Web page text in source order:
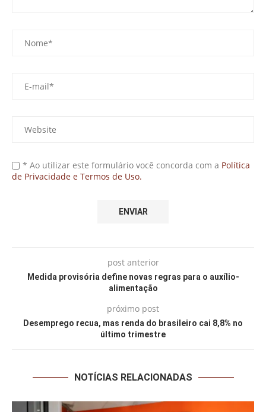
* Ao utilizar este formulário você concorda com a Política
de Privacidade e Termos de Uso.
post anterior
Medida provisória define novas regras para o auxílio-
alimentação
próximo post
Desemprego recua, mas renda do brasileiro cai 8,8% no
último trimestre
NOTÍCIAS RELACIONADAS